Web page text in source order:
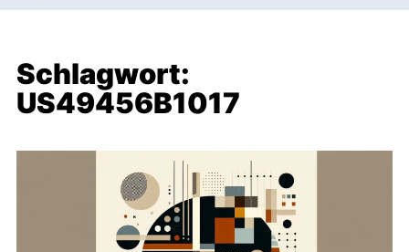
Schlagwort:
US49456B1017